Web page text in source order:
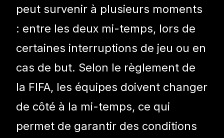
peut survenir à plusieurs moments
: entre les deux mi-temps, lors de
certaines interruptions de jeu ou en
cas de but. Selon le règlement de
la FIFA, les équipes doivent changer
de côté à la mi-temps, ce qui
permet de garantir des conditions